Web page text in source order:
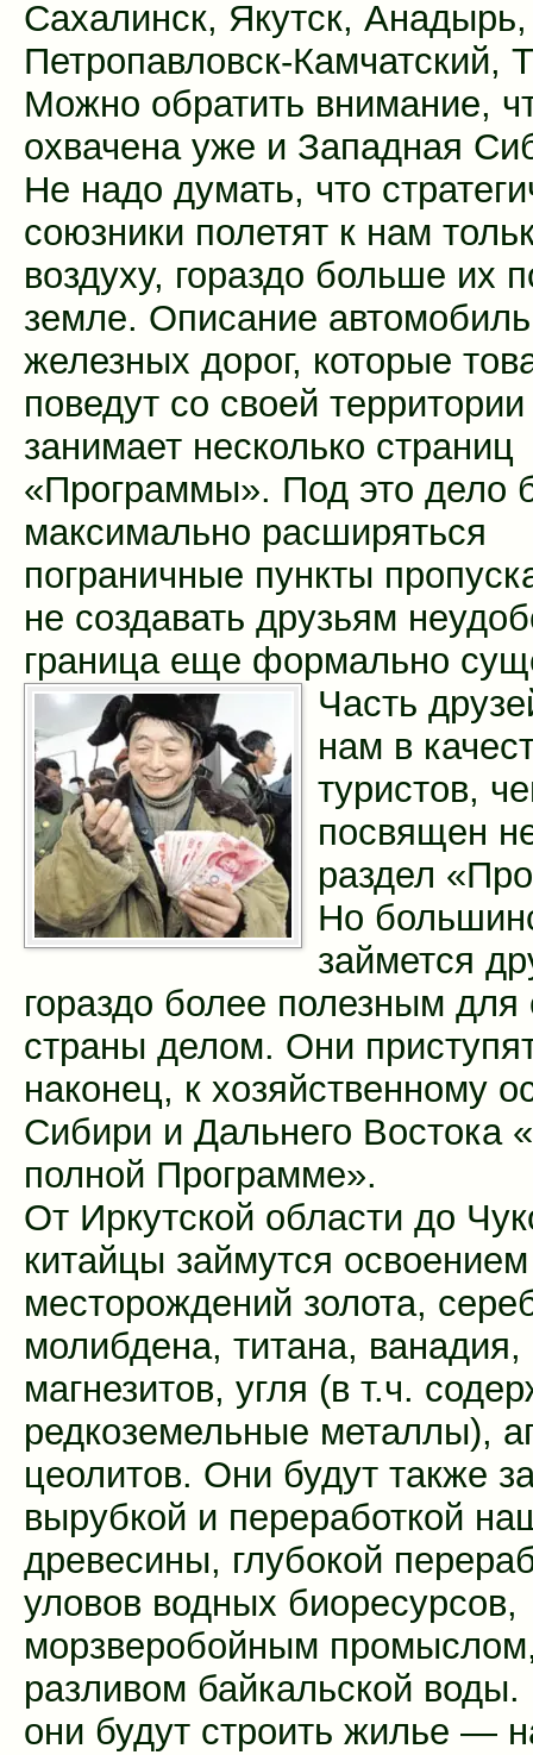
Сахалинск, Якутск, Анадырь,
Петропавловск-Камчатский,
Можно обратить внимание,
охвачена уже и Западная
Не надо думать, что
союзники полетят к нам
воздуху, гораздо больше их
земле. Описание
железных дорог, которые
поведут со своей
занимает несколько страниц
«Программы». Под это дело
максимально расширяться
пограничные пункты
не создавать друзьям
граница еще формально
Часть
нам в
туристов,
посвящен
раздел
Но
займется
гораздо более полезным для
страны делом. Они
наконец, к хозяйственному
Сибири и Дальнего Востока
полной Программе».
От Иркутской области до
китайцы займутся
месторождений золота,
молибдена, титана, ванадия,
магнезитов, угля (в т.ч.
редкоземельные металлы),
цеолитов. Они будут также
вырубкой и переработкой
древесины, глубокой
уловов водных биоресурсов,
морзверобойным
разливом байкальской воды.
они будут строить жилье —